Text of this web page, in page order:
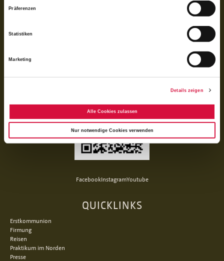
Präferenzen
Statistiken
Marketing
Details zeigen
Alle Cookies zulassen
Nur notwendige Cookies verwenden
FacebookInstagramYoutube
QUICKLINKS
Erstkommunion
Firmung
Reisen
Praktikum im Norden
Presse